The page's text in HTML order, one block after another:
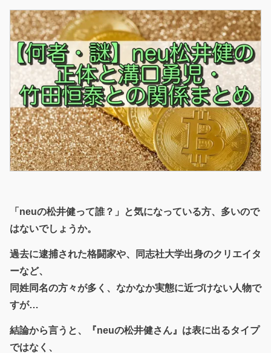
「neuの松井健って誰？」と気になっている方、多いので
はないでしょうか。
過去に逮捕された格闘家や、同志社大学出身のクリエイタ
ーなど、
同姓同名の方々が多く、なかなか実態に近づけない人物で
すが…
結論から言うと、『neuの松井健さん』は表に出るタイプ
ではなく、